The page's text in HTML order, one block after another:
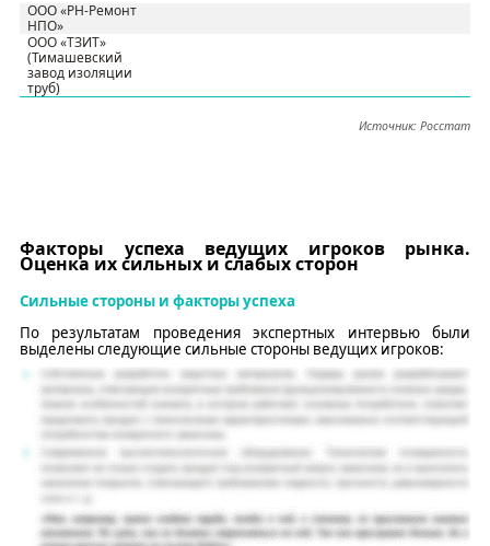
ООО «РН-Ремонт
НПО»
ООО«ТЗИТ»
(Тимашевский
завод изоляции
труб)
Источник: Росстат
Факторы успеха ведущих игроков рынка.
Оценка их сильных и слабых сторон
Сильные стороны и факторы успеха
По результатам проведения экспертных интервью были
выделены следующие сильные стороны ведущих игроков: